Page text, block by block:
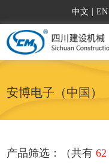
中文 EN
安博电子（中国）
产品筛选：（共有62